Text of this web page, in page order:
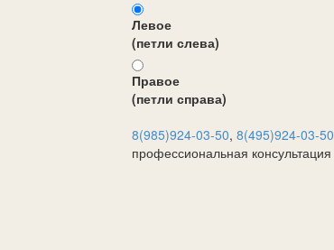
Левое
(петли слева)
Правое
(петли справа)
8(985)924-03-50, 8(495)924-03-50
профессиональная консультация